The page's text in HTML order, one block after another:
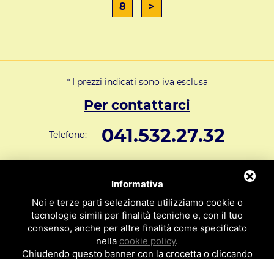
8 >
* I prezzi indicati sono iva esclusa
Per contattarci
Telefono: 041.532.27.32
info@svar1951.it
Supporto Tecnico Clienti: assistenza@svar1951.it
Fax: 041 532.73.01
Indirizzo: S.V.A.R. - Via Cappuccina n° 181 - 30172 Mestre VE
ITALY
Informativa
Noi e terze parti selezionate utilizziamo cookie o
tecnologie simili per finalità tecniche e, con il tuo
consenso, anche per altre finalità come specificato
nella cookie policy.
Chiudendo questo banner con la crocetta o cliccando